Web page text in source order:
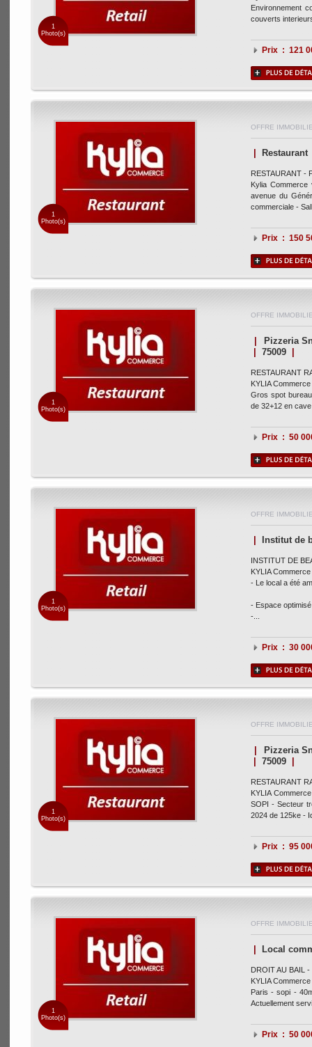
1
Photo(s)
Environnement
couverts
Prix : 121
1
Photo(s)
OFFRE
| Restaurant
RESTAURANT -
Kylia
avenue du
commerciale -
Prix : 150
1
Photo(s)
OFFRE
|
Pizzeria
| 75009 |
RESTAURANT
KYLIA
Gros spot
de 32+12 en
Prix : 50
1
Photo(s)
OFFRE
| Institut de
INSTITUT DE
KYLIA
- Le local a été
- Espace optimisé
-...
Prix : 30
1
Photo(s)
OFFRE
|
Pizzeria
| 75009 |
RESTAURANT
KYLIA
SOPI - Secteur
2024 de 125ke -
Prix : 95
1
Photo(s)
OFFRE
| Local
DROIT AU BAIL
KYLIA
Paris - sopi -
Actuellement
Prix : 50